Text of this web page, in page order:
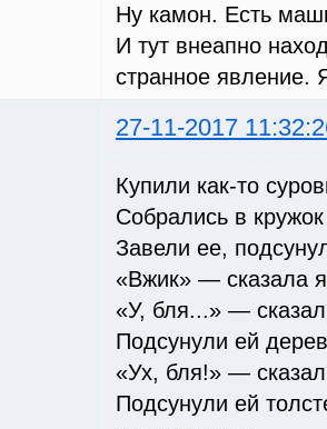
Ну камон. Есть
И тут внеапно
странное явление.
27-11-2017
Купили как-то
Собрались в
Завели ее,
«Вжик» — сказала
«У, бля...» —
Подсунули ей
«Ух, бля!» —
Подсунули ей